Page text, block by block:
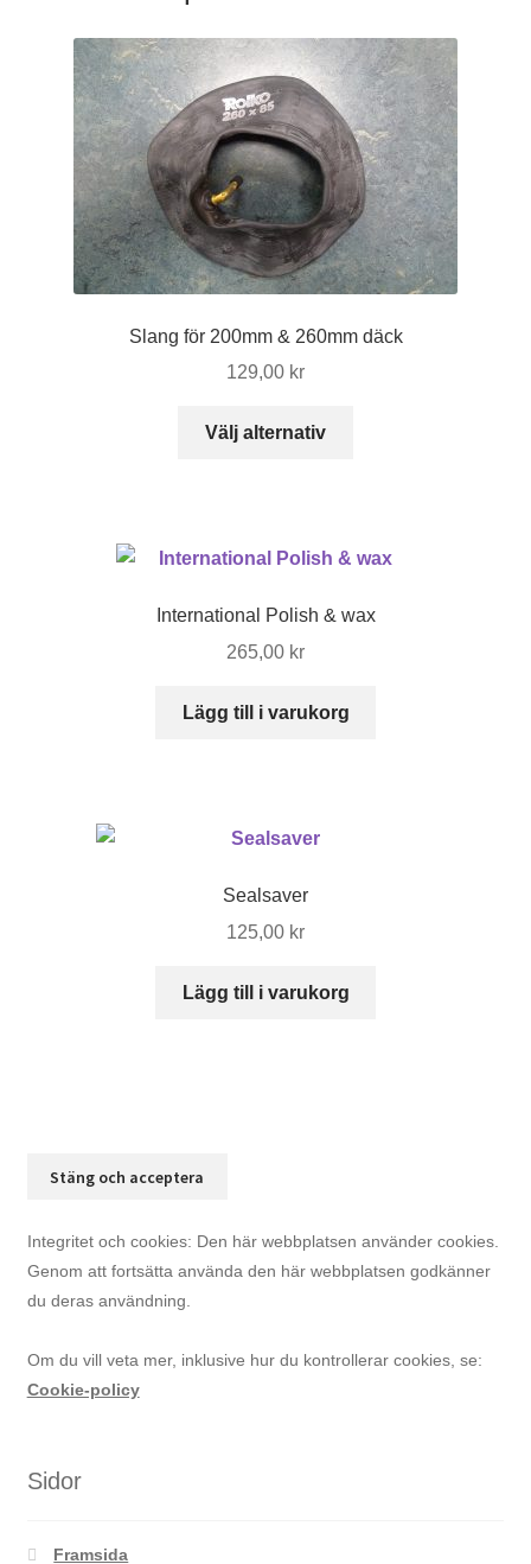
Slang för 200mm & 260mm däck
129,00 kr
Välj alternativ
varianter.
olika
International Polish & wax
265,00 kr
Lägg till i varukorg
Sealsaver
125,00 kr
Lägg till i varukorg
Integritet och cookies: Den här webbplatsen använder cookies.
Genom att fortsätta använda den här webbplatsen godkänner
du deras användning.
Om du vill veta mer, inklusive hur du kontrollerar cookies, se:
Cookie-policy
Sidor
Framsida